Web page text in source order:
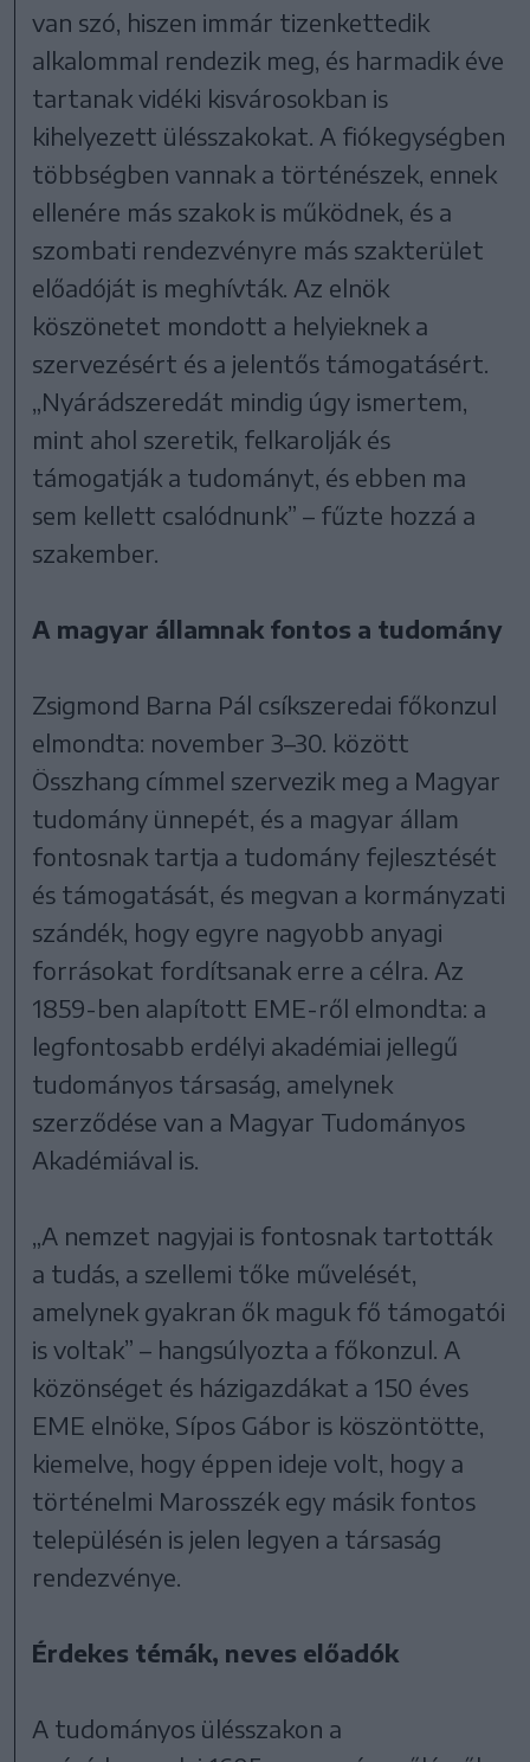
van szó, hiszen immár tizenkettedik
alkalommal rendezik meg, és harmadik éve
tartanak vidéki kisvárosokban is
kihelyezett ülésszakokat. A fiókegységben
többségben vannak a történészek, ennek
ellenére más szakok is működnek, és a
szombati rendezvényre más szakterület
előadóját is meghívták. Az elnök
köszönetet mondott a helyieknek a
szervezésért és a jelentős támogatásért.
„Nyárádszeredát mindig úgy ismertem,
mint ahol szeretik, felkarolják és
támogatják a tudományt, és ebben ma
sem kellett csalódnunk” – fűzte hozzá a
szakember.
A magyar államnak fontos a tudomány
Zsigmond Barna Pál csíkszeredai főkonzul
elmondta: november 3–30. között
Összhang címmel szervezik meg a Magyar
tudomány ünnepét, és a magyar állam
fontosnak tartja a tudomány fejlesztését
és támogatását, és megvan a kormányzati
szándék, hogy egyre nagyobb anyagi
forrásokat fordítsanak erre a célra. Az
1859-ben alapított EME-ről elmondta: a
legfontosabb erdélyi akadémiai jellegű
tudományos társaság, amelynek
szerződése van a Magyar Tudományos
Akadémiával is.
„A nemzet nagyjai is fontosnak tartották
a tudás, a szellemi tőke művelését,
amelynek gyakran ők maguk fő támogatói
is voltak” – hangsúlyozta a főkonzul. A
közönséget és házigazdákat a 150 éves
EME elnöke, Sípos Gábor is köszöntötte,
kiemelve, hogy éppen ideje volt, hogy a
történelmi Marosszék egy másik fontos
településén is jelen legyen a társaság
rendezvénye.
Érdekes témák, neves előadók
A tudományos ülésszakon a